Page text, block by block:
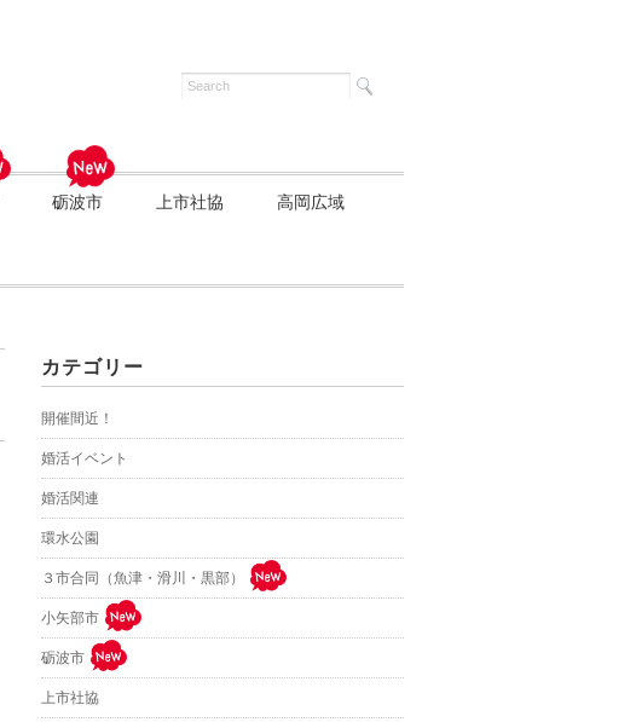
砺波市 上市社協 高岡広域
カテゴリー
開催間近！
婚活イベント
婚活関連
環水公園
３市合同（魚津・滑川・黒部）
小矢部市
砺波市
上市社協